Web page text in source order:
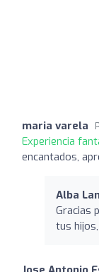
maria varela
Experiencia
encantados,
Alba
Gracias
tus